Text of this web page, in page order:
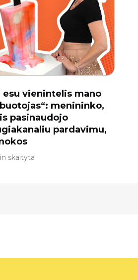
esu vienintelis mano
menininko,
pasinaudojo
pardavimu,
skaityta